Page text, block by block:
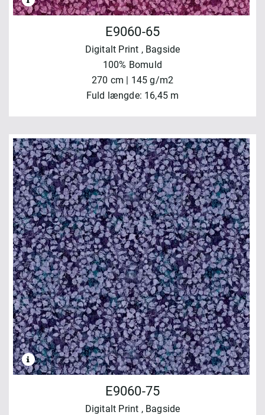
E9060-65
Digitalt Print , Bagside
100% Bomuld
270 cm | 145 g/m2
Fuld længde: 16,45 m
E9060-75
Digitalt Print , Bagside